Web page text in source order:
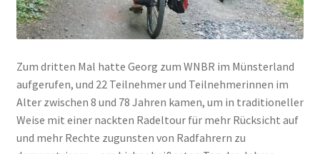
Zum dritten Mal hatte Georg zum WNBR im Münsterland
aufgerufen, und 22 Teilnehmer und Teilnehmerinnen im
Alter zwischen 8 und 78 Jahren kamen, um in traditioneller
Weise mit einer nackten Radeltour für mehr Rücksicht auf
und mehr Rechte zugunsten von Radfahrern zu